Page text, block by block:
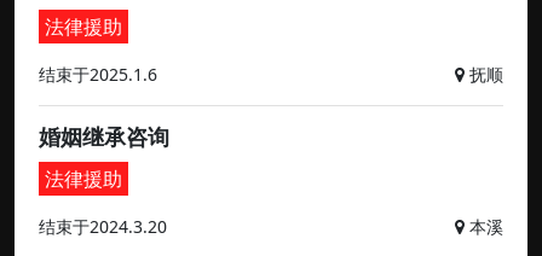
法律援助
结束于2025.1.6 抚顺
婚姻继承咨询
法律援助
结束于2024.3.20 本溪